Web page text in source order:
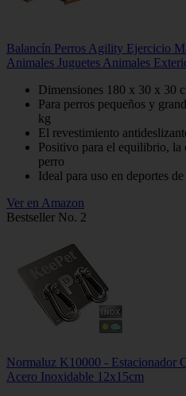
Balancín Perros Agility Ejercicio
Animales Juguetes Animales
Dimensiones 180 x 30 x 30
Para perros pequeños y
kg
El revestimiento
Positivo para el equilibrio, la
perro
Ideal para uso en deportes
Ver en Amazon
Bestseller No. 2
Normaluz K10000 - Estacionador
Acero Inoxidable 12x15cm